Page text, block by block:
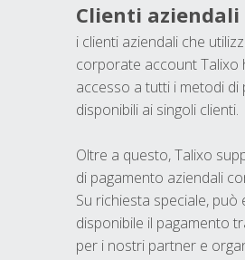
Clienti aziendali
i clienti aziendali che
corporate account Talixo
accesso a tutti i metodi di
disponibili ai singoli clienti.
Oltre a questo, Talixo
di pagamento aziendali
Su richiesta speciale, può
disponibile il pagamento
per i nostri partner e